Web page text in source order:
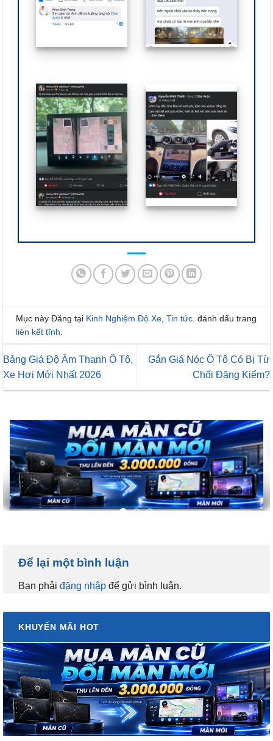
Mục này Đăng tại Kinh Nghiệm Độ Xe Tin tức . đánh dấu trang
liên kết tĩnh
Bảng Giá Độ Âm Thanh Ô Tô,
Xe Hơi Mới Nhất 2026
Gắn Giá Nóc Ô Tô Có Bị Từ
Chối Đăng Kiểm?
Để lại một bình luận
Bạn phải đăng nhập để gửi bình luận.
KHUYẾN MÃI HOT